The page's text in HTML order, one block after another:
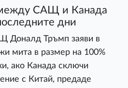
САЩ и Канада
дни
Доналд Тръмп заяви в
мита в размер на 100%
ако Канада сключи
с Китай, предаде